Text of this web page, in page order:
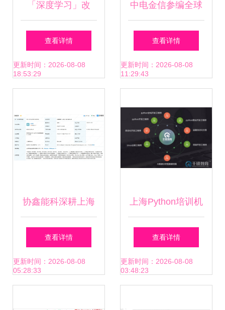
「深度学习」改
变“算命”行业,10秒
告诉你前因后果!
查看详情
更新时间：2026-08-08
18:53:29
中电金信参编全球
首个AI模型开发管
理标准，助推人工
化开发
查看详情
更新时间：2026-08-08
11:29:43
协鑫能科深耕上海
智算领域，布局人
工智能应用新蓝海
查看详情
更新时间：2026-08-08
05:28:33
上海Python培训机
构费用及人工智能
应用软件开发课程
查看详情
更新时间：2026-08-08
03:48:23